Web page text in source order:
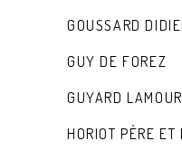
GOUSSARD
GUY DE FOREZ
GUYARD
HORIOT PÈRE ET